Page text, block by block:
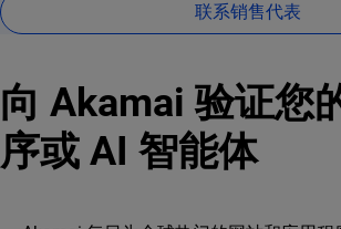
联系销售代表
向 Akamai 验证您
序或 AI 智能体